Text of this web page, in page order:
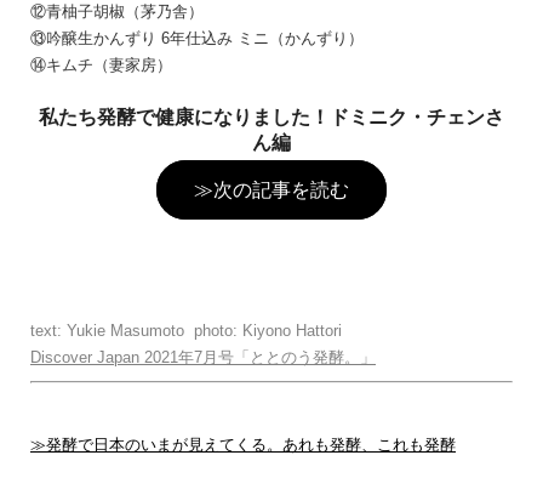
⑫青柚子胡椒 （茅乃舎）
⑬吟醸生かんずり 6年仕込み ミニ
（かんずり）
⑭キムチ （妻家房）
私たち発酵で健康になりました！ドミニク・チェンさ
ん編
≫次の記事を読む
text: Yukie Masumoto photo: Kiyono Hattori
Discover Japan 2021年7月号「ととのう発酵。」
≫発酵で日本のいまが見えてくる。あれも発酵、これも発酵